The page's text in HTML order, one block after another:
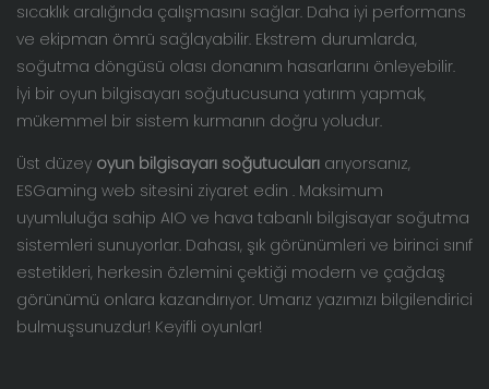
sıcaklık aralığında çalışmasını sağlar. Daha iyi performans
ve ekipman ömrü sağlayabilir. Ekstrem durumlarda,
soğutma döngüsü olası donanım hasarlarını önleyebilir.
İyi bir oyun bilgisayarı soğutucusuna yatırım yapmak,
mükemmel bir sistem kurmanın doğru yoludur.
Üst düzey oyun bilgisayarı soğutucuları arıyorsanız,
ESGaming web sitesini ziyaret edin . Maksimum
uyumluluğa sahip AIO ve hava tabanlı bilgisayar soğutma
sistemleri sunuyorlar. Dahası, şık görünümleri ve birinci sınıf
estetikleri, herkesin özlemini çektiği modern ve çağdaş
görünümü onlara kazandırıyor. Umarız yazımızı bilgilendirici
bulmuşsunuzdur! Keyifli oyunlar!